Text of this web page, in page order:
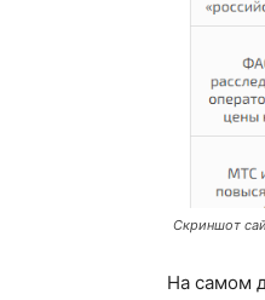
Скриншот
На самом